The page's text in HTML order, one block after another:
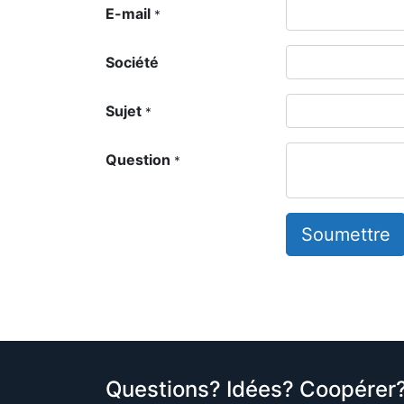
E-mail *
Société
Sujet *
Question *
Soumettre
Questions? Idées?